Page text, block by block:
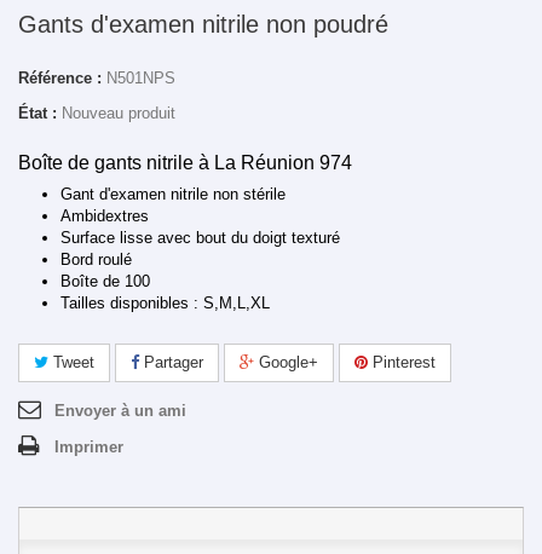
Gants d'examen nitrile non poudré
Référence : N501NPS
État : Nouveau produit
Boîte de gants nitrile à La Réunion 974
Gant d'examen nitrile non stérile
Ambidextres
Surface lisse avec bout du doigt texturé
Bord roulé
Boîte de 100
Tailles disponibles : S,M,L,XL
Tweet Partager Google+ Pinterest
Envoyer à un ami
Imprimer